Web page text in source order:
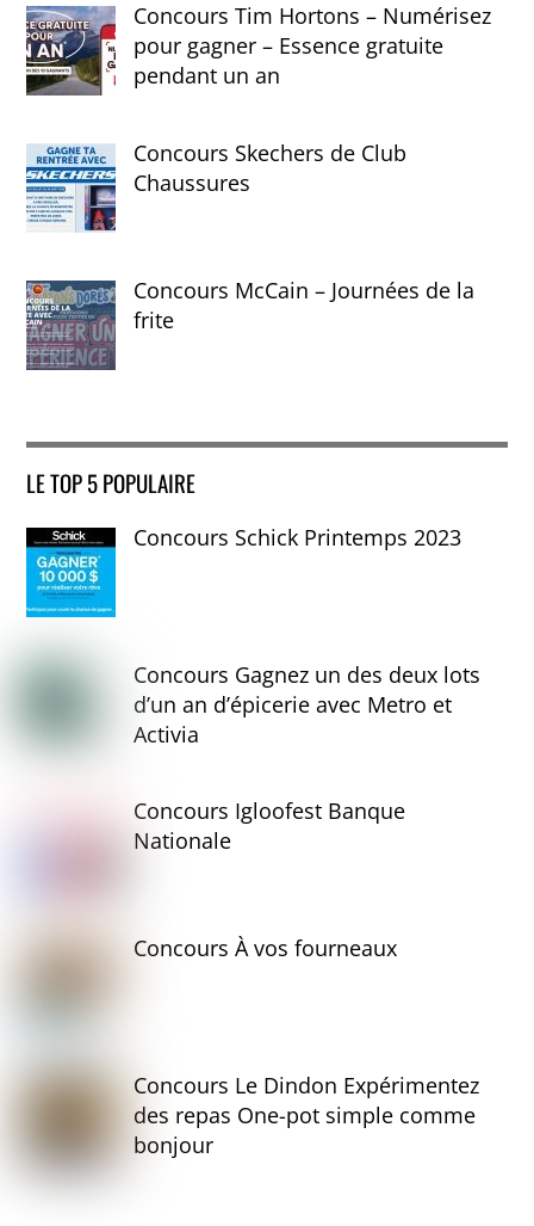
Concours Tim Hortons – Numérisez
pour gagner – Essence gratuite
pendant un an
Concours Skechers de Club
Chaussures
Concours McCain – Journées de la
frite
LE TOP 5 POPULAIRE
Concours Schick Printemps 2023
Concours Gagnez un des deux lots
d’un an d’épicerie avec Metro et
Activia
Concours Igloofest Banque
Nationale
Concours À vos fourneaux
Concours Le Dindon Expérimentez
des repas One-pot simple comme
bonjour